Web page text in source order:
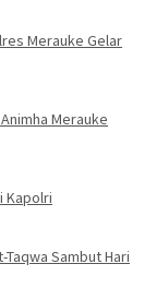
Merauke Gelar
Merauke
Kapolri
Sambut Hari